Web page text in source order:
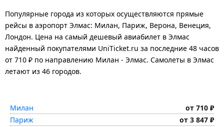
Популярные города из которых осуществляются прямые
рейсы в аэропорт Элмас: Милан, Париж, Верона, Венеция,
Лондон. Цена на самый дешевый авиабилет в Элмас
найденный покупателями UniTicket.ru за последние 48 часов
от 710 ₽ по направлению Милан - Элмас. Самолеты в Элмас
летают из 46 городов.
Милан
от 710 ₽
Париж
от 3 847 ₽